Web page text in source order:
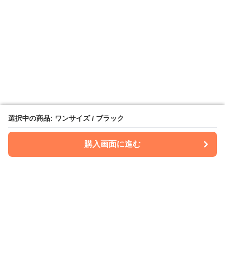
選択中の商品: ワンサイズ / ブラック
購入画面に進む
選択中の商品: ワンサイズ / ブラック
購入画面に進む